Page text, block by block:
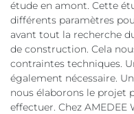
étude en amont. Cette
différents paramètres
avant tout la recherche
de construction. Cela
contraintes techniques.
également nécessaire.
nous élaborons le projet
effectuer. Chez